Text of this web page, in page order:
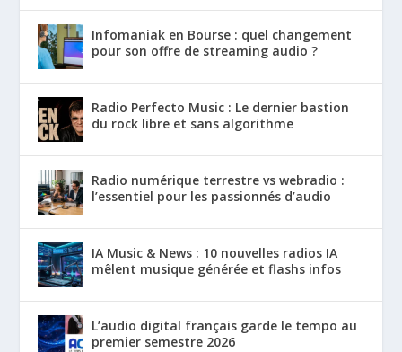
Infomaniak en Bourse : quel changement
pour son offre de streaming audio ?
Radio Perfecto Music : Le dernier bastion
du rock libre et sans algorithme
Radio numérique terrestre vs webradio :
l’essentiel pour les passionnés d’audio
IA Music & News : 10 nouvelles radios IA
mêlent musique générée et flashs infos
L’audio digital français garde le tempo au
premier semestre 2026